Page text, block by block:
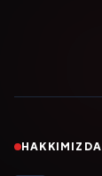
HAKKIMIZDA